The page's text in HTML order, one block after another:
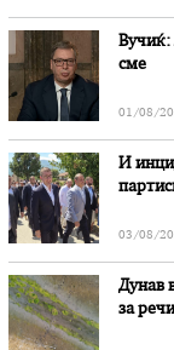
Вучиќ:
сме
01/08/
И
03/08/
Дунав
за